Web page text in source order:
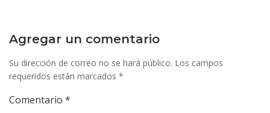
Agregar un comentario
Su dirección de correo no se hará público. Los campos
requeridos están marcados *
Comentario *